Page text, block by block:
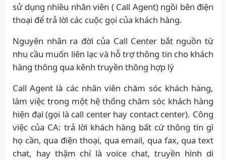
sử dụng nhiều nhân viên ( Call Agent) ngồi bên điện
thoại để trả lời các cuộc gọi của khách hàng.
Nguyên nhân ra đời của Call Center bắt nguồn từ
nhu cầu muốn liên lạc và hỗ trợ thông tin cho khách
hàng thông qua kênh truyền thông hợp lý
Call Agent là các nhân viên chăm sóc khách hàng,
làm việc trong một hệ thống chăm sóc khách hàng
hiện đại (gọi là call center hay contact center). Công
việc của CA: trả lời khách hàng bất cứ thông tin gì
họ cần, qua điện thoại, qua email, qua fax, qua text
chat, hay thậm chí là voice chat, truyền hình di